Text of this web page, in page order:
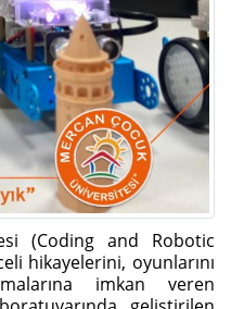
(Coding and Robotic
hikayelerini, oyunlarını
imkan veren